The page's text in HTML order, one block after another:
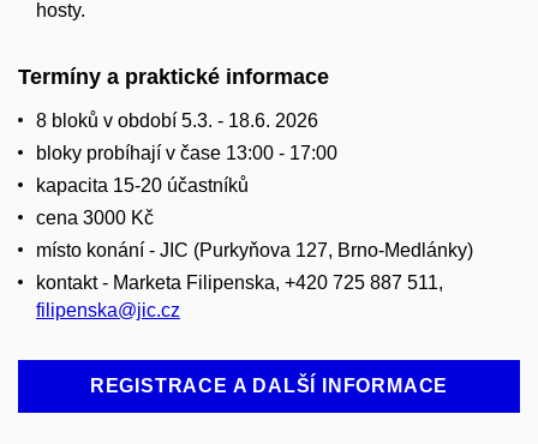
hosty.
Termíny a praktické informace
8 bloků v období 5.3. - 18.6. 2026
bloky probíhají v čase 13:00 - 17:00
kapacita 15-20 účastníků
cena 3000 Kč
místo konání - JIC (Purkyňova 127, Brno-Medlánky)
kontakt - Marketa Filipenska, +420 725 887 511,
filipenska@jic.cz
REGISTRACE A DALŠÍ INFORMACE